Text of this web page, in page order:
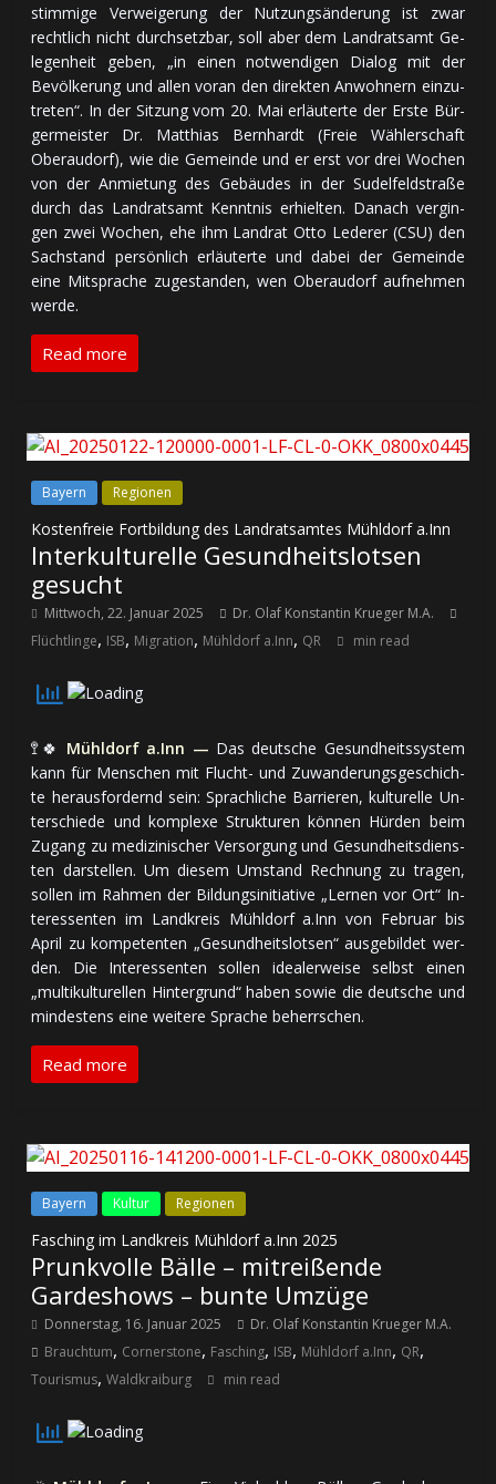
stim­mi­ge Ver­wei­ge­rung der Nut­zungs­än­de­rung ist zwar
recht­lich nicht durch­setz­bar, soll aber dem Land­rats­amt Ge­
le­gen­heit geben, „in einen not­wen­di­gen Dialog mit der
Bevöl­ke­rung und allen voran den direkten An­woh­nern ein­zu­
tre­ten“. In der Sitzung vom 20. Mai er­läu­ter­te der Erste Bür­
ger­meis­ter Dr. Matthias Bernhardt (Freie Wäh­ler­schaft
Oberaudorf), wie die Ge­mein­de und er erst vor drei Wochen
von der An­mie­tung des Ge­bäu­des in der Sudel­feld­straße
durch das Land­rats­amt Kennt­nis er­hiel­ten. Danach ver­gin­
gen zwei Wochen, ehe ihm Land­rat Otto Lederer (CSU) den
Sach­stand per­sön­lich er­läu­ter­te und dabei der Gemeinde
eine Mit­sprache zu­ge­stan­den, wen Oberaudorf auf­neh­men
werde.
Read more
Bayern Regionen
Kostenfreie Fortbildung des Landratsamtes Mühldorf a.Inn
Interkulturelle Gesundheitslotsen
gesucht
Mittwoch, 22. Januar 2025
Dr. Olaf Konstantin Krueger M.A.
Flüchtlinge, ISB, Migration, Mühldorf a.Inn, QR min read
🚏🍀 Mühldorf a.Inn — Das deutsche Ge­sund­heits­system
kann für Menschen mit Flucht- und Zu­wan­de­rungs­ge­schich­
te heraus­for­dernd sein: Sprach­li­che Bar­rie­ren, kul­tu­rel­le Un­
ter­schie­de und kom­ple­xe Struk­tu­ren kön­nen Hür­den beim
Zu­gang zu me­di­zi­ni­scher Ver­sor­gung und Ge­sund­heits­diens­
ten dar­stel­len. Um diesem Um­stand Rech­nung zu tra­gen,
sol­len im Rah­men der Bil­dungs­ini­tia­ti­ve „Lernen vor Ort“ In­
ter­es­sen­ten im Land­kreis Mühldorf a.Inn von Fe­bru­ar bis
April zu kom­pe­ten­ten „Ge­sund­heits­lot­sen“ aus­ge­bil­det wer­
den. Die In­ter­es­sen­ten sollen idealer­weise selbst einen
„mul­ti­kul­tu­rel­len Hin­ter­grund“ ha­ben so­wie die deut­sche und
min­des­tens ei­ne wei­te­re Spra­che be­herr­schen.
Read more
Bayern Kultur Regionen
Fasching im Landkreis Mühldorf a.Inn 2025
Prunkvolle Bälle – mitreißende
Gardeshows – bunte Umzüge
Donnerstag, 16. Januar 2025
Dr. Olaf Konstantin Krueger M.A.
Brauchtum, Cornerstone, Fasching, ISB, Mühldorf a.Inn, QR,
Tourismus,Waldkraiburg min read